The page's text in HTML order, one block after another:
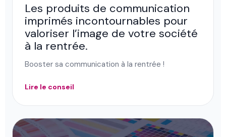
Les produits de communication
imprimés incontournables pour
valoriser l’image de votre société
à la rentrée.
Booster sa communication à la rentrée !
Lire le conseil